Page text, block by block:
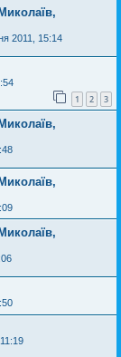
2011, 15:14
1 2 3